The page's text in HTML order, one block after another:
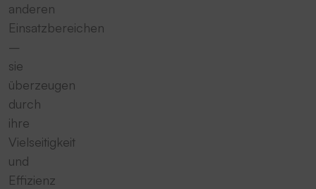
anderen
Einsatzbereichen
–
sie
überzeugen
durch
ihre
Vielseitigkeit
und
Effizienz